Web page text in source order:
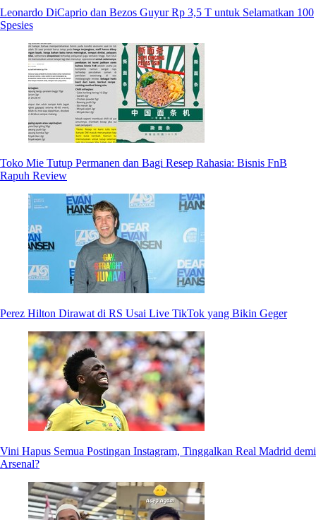
Leonardo DiCaprio dan Bezos Guyur Rp 3,5 T untuk Selamatkan 100
Spesies
Toko Mie Tutup Permanen dan Bagi Resep Rahasia: Bisnis FnB
Rapuh Review
Perez Hilton Dirawat di RS Usai Live TikTok yang Bikin Geger
Vini Hapus Semua Postingan Instagram, Tinggalkan Real Madrid demi
Arsenal?